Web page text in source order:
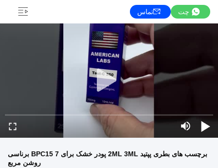
چت تماس
برچسب های بطری پپتید 2ML 3ML پودر خشک برای BPC15 7 برناسی
روشن مربع